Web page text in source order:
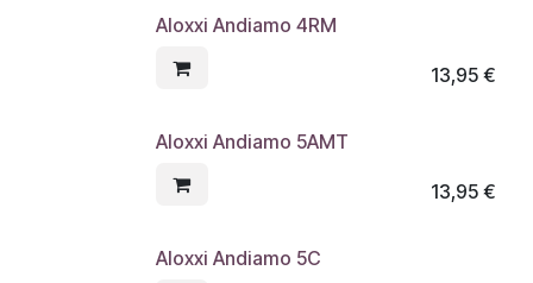
Aloxxi Andiamo 4RM
13,95€
Aloxxi Andiamo 5AMT
13,95€
Aloxxi Andiamo 5C